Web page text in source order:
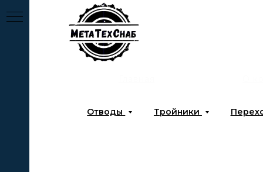
Отводы Тройники